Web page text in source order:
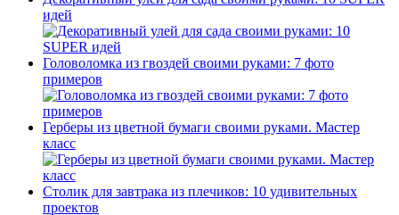
идей
Головоломка из гвоздей своими руками: 7 фото
примеров
Герберы из цветной бумаги своими руками. Мастер
класс
Столик для завтрака из плечиков: 10 удивительных
проектов